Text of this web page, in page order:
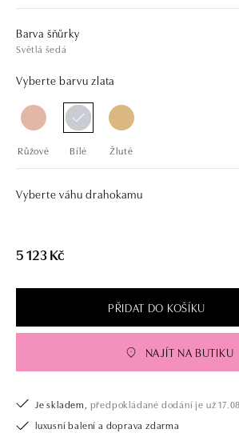
Barva šňůrky
Světlá šedá
Vyberte barvu zlata
Růžové Bílé Žluté
Vyberte váhu drahokamu
5 123 Kč
PŘIDAT DO KOŠÍKU
NAJÍT NA BUTIKU
Je skladem, předpokládané dodání je už
luxusní balení a doprava zdarma